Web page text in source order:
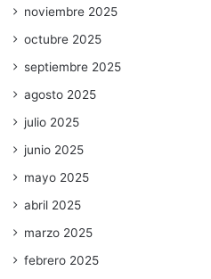
noviembre 2025
octubre 2025
septiembre 2025
agosto 2025
julio 2025
junio 2025
mayo 2025
abril 2025
marzo 2025
febrero 2025